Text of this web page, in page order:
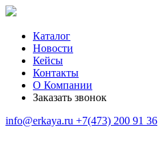
Каталог
Новости
Кейсы
Контакты
О Компании
Заказать звонок
info@erkaya.ru +7(473) 200 91 36